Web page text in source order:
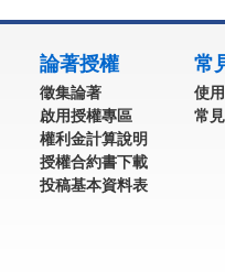
論著授權
徵集論著
啟用授權專區
權利金計算說明
授權合約書下載
投稿基本資料表
常
使
常